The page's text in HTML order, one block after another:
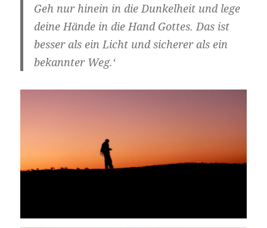
Geh nur hinein in die Dunkelheit und lege
deine Hände in die Hand Gottes. Das ist
besser als ein Licht und sicherer als ein
bekannter Weg.‘